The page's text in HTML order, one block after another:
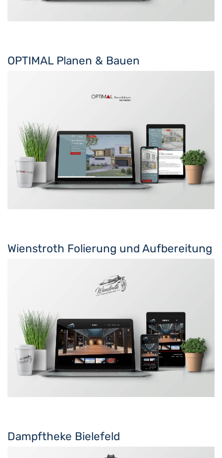
OPTIMAL Planen & Bauen
Wienstroth Folierung und Aufbereitung
Dampftheke Bielefeld